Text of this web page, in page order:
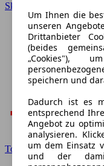
Skoda
Toyota
Um Ihnen die
unseren
Drittanbieter
(beides
„Cookies"),
speichern und
Dadurch ist es
entsprechend
Angebot zu
analysieren.
um dem Einsatz
und der damit